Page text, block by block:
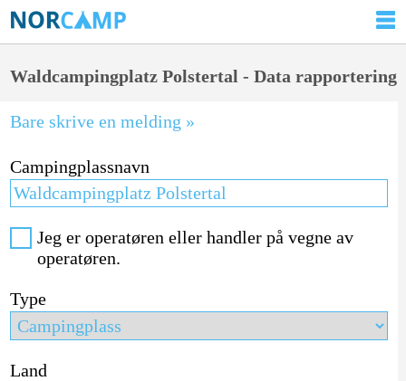
Waldcampingplatz Polstertal - Data rapportering
Bare skrive en melding »
Campingplassnavn
Jeg er operatøren eller handler på vegne av
operatøren.
Type
Land